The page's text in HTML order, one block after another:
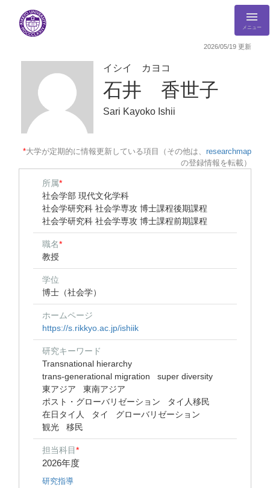
メニュー
2026/05/19 更新
イシイ カヨコ
石井 香世子
Sari Kayoko Ishii
*大学が定期的に情報更新している項目（その他は、 researchmap
の登録情報を転載）
所属*
社会学部 現代文化学科
社会学研究科 社会学専攻 博士課程後期課程
社会学研究科 社会学専攻 博士課程前期課程
職名*
教授
学位
博士（社会学）
ホームページ
https://s.rikkyo.ac.jp/ishiik
研究キーワード
Transnational hierarchy
trans-generational migration
super diversity
東アジア
東南アジア
ポスト・グローバリゼーション
タイ人移民
在日タイ人
タイ
グローバリゼーション
観光
移民
担当科目*
2026年度
研究指導